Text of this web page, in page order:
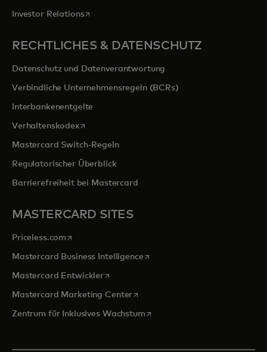
Investor Relationswird in einer neuen Registerkarte geöffnet
RECHTLICHES & DATENSCHUTZ
Datenschutz und Datenverantwortung
Verbindliche Unternehmensregeln (BCRs)
Interbankenentgelte
Verhaltenskodexwird in einer neuen Registerkarte geöffnet
Mastercard Switch-Regeln
Regulatorischer Überblick
Barrierefreiheit bei Mastercard
MASTERCARD SITES
Priceless.com wird in einer neuen Registerkarte geöffnet
Mastercard Business Intelligencewird in einer neuen
Mastercard Entwicklerwird in einer neuen Registerkarte
Mastercard Marketing Centerwird in einer neuen
Zentrum für Inklusives Wachstumwird in einer neuen